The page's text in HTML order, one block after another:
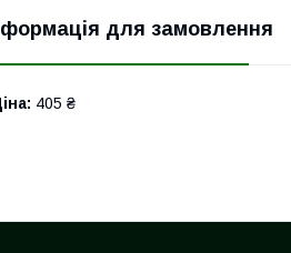
для замовлення
405 ₴